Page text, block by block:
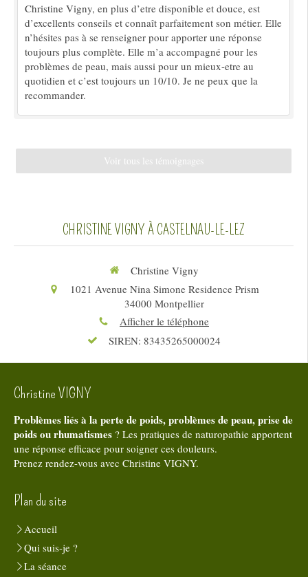
Christine Vigny, en plus d’etre disponible et douce, est
d’excellents conseils et connaît parfaitement son métier. Elle
n’hésites pas à se renseigner pour apporter une réponse
toujours plus complète. Elle m’a accompagné pour les
problèmes de peau, mais aussi pour un mieux-etre au
quotidien et c’est toujours un 10/10. Je ne peux que la
recommander.
Voir tous les témoignages
CHRISTINE VIGNY À CASTELNAU-LE-LEZ
Christine Vigny
1021 Avenue Nina Simone Residence Prism
34000 Montpellier
Afficher le téléphone
SIREN: 83435265000024
Christine VIGNY
Problèmes liés à la perte de poids, problèmes de peau, prise de
poids ou rhumatismes ? Les pratiques de naturopathie apportent
une réponse efficace pour soigner ces douleurs.
Prenez rendez-vous avec Christine VIGNY.
Plan du site
Accueil
Qui suis-je ?
La séance